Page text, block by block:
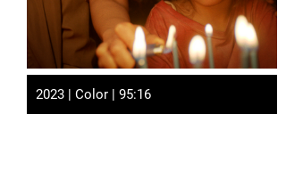
2023 | Color | 95:16